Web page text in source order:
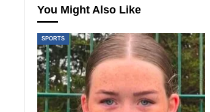
You Might Also Like
SPORTS